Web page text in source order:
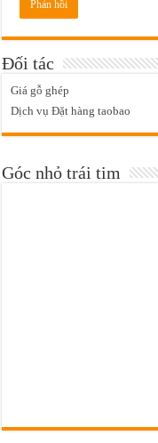
Đối tác
Giá gỗ ghép
Dịch vụ Đặt hàng taobao
Góc nhỏ trái tim